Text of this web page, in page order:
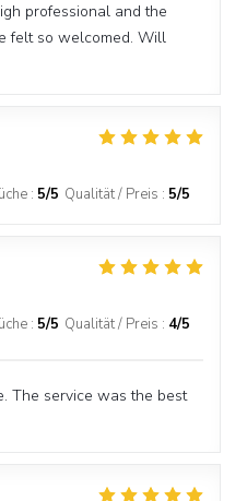
professional and the
felt so welcomed. Will
: 5/5 Qualität / Preis : 5/5
: 5/5 Qualität / Preis : 4/5
The service was the best